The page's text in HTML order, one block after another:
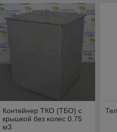
Контейнер ТКО (ТБО) с
крышкой без колес 0.75
м3